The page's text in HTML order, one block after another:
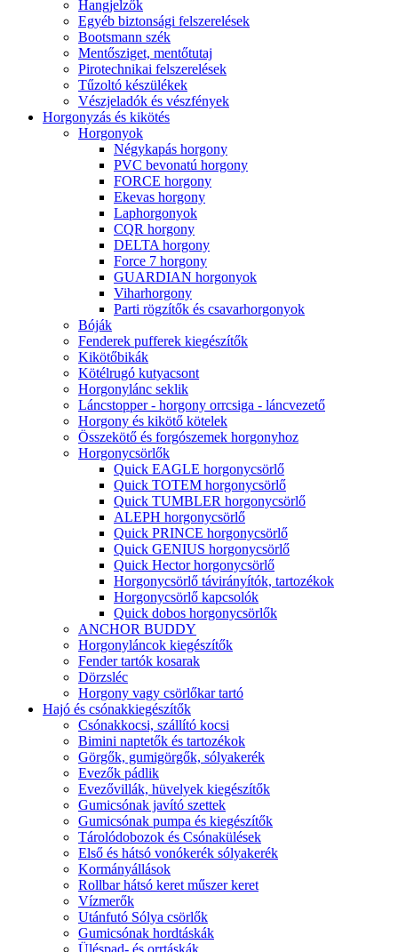
Hangjelzők
Egyéb biztonsági felszerelések
Bootsmann szék
Mentősziget, mentőtutaj
Pirotechnikai felszerelések
Tűzoltó készülékek
Vészjeladók és vészfények
Horgonyzás és kikötés
Horgonyok
Négykapás horgony
PVC bevonatú horgony
FORCE horgony
Ekevas horgony
Laphorgonyok
CQR horgony
DELTA horgony
Force 7 horgony
GUARDIAN horgonyok
Viharhorgony
Parti rögzítők és csavarhorgonyok
Bóják
Fenderek pufferek kiegészítők
Kikötőbikák
Kötélrugó kutyacsont
Horgonylánc seklik
Láncstopper - horgony orrcsiga - láncvezető
Horgony és kikötő kötelek
Összekötő és forgószemek horgonyhoz
Horgonycsörlők
Quick EAGLE horgonycsörlő
Quick TOTEM horgonycsörlő
Quick TUMBLER horgonycsörlő
ALEPH horgonycsörlő
Quick PRINCE horgonycsörlő
Quick GENIUS horgonycsörlő
Quick Hector horgonycsörlő
Horgonycsörlő távirányítók, tartozékok
Horgonycsörlő kapcsolók
Quick dobos horgonycsörlők
ANCHOR BUDDY
Horgonyláncok kiegészítők
Fender tartók kosarak
Dörzsléc
Horgony vagy csörlőkar tartó
Hajó és csónakkiegészítők
Csónakkocsi, szállító kocsi
Bimini naptetők és tartozékok
Görgők, gumigörgők, sólyakerék
Evezők pádlik
Evezővillák, hüvelyek kiegészítők
Gumicsónak javító szettek
Gumicsónak pumpa és kiegészítők
Tárolódobozok és Csónakülések
Első és hátsó vonókerék sólyakerék
Kormányállások
Rollbar hátsó keret műszer keret
Vízmerők
Utánfutó Sólya csörlők
Gumicsónak hordtáskák